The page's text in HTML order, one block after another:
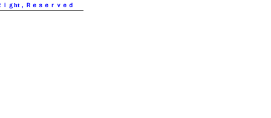
ht，Ｒｅｓｅｒｖｅｄ